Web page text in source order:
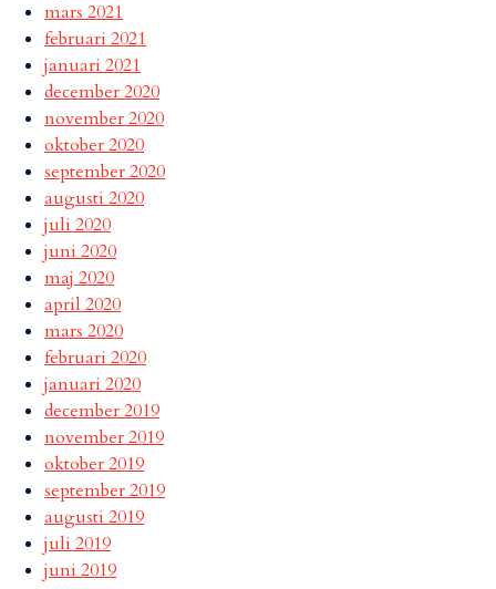
mars 2021
februari 2021
januari 2021
december 2020
november 2020
oktober 2020
september 2020
augusti 2020
juli 2020
juni 2020
maj 2020
april 2020
mars 2020
februari 2020
januari 2020
december 2019
november 2019
oktober 2019
september 2019
augusti 2019
juli 2019
juni 2019